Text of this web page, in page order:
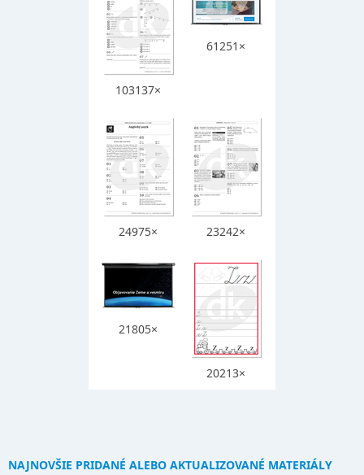
103137×
61251×
24975× 23242×
21805×
20213×
NAJNOVŠIE PRIDANÉ ALEBO AKTUALIZOVANÉ MATERIÁLY